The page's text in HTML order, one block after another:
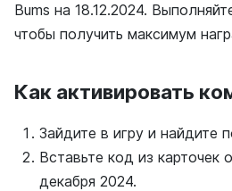
Bums на 18.12.2024.
чтобы получить максимум
Как активировать
Зайдите в игру и найдите
Вставьте код из карточек
декабря 2024.